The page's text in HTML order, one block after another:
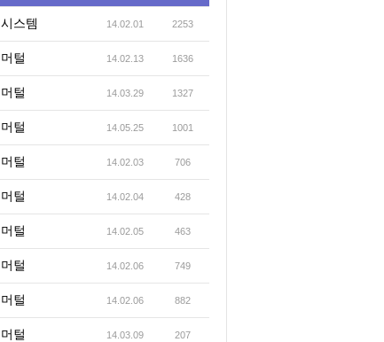
시스템 14.02.01 2253
머털 14.02.13 1636
머털 14.03.29 1327
머털 14.05.25 1001
머털 14.02.03 706
머털 14.02.04 428
머털 14.02.05 463
머털 14.02.06 749
머털 14.02.06 882
머털 14.03.09 207